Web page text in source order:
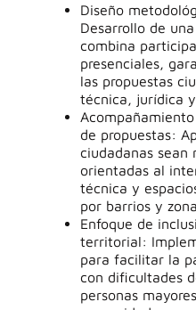
Diseño
Desarrollo de
combina
presenciales,
las propuestas
técnica, jurídica
de propuestas:
ciudadanas sean
orientadas al
técnica y
por barrios y
Enfoque de
territorial:
para facilitar la
con dificultades
personas